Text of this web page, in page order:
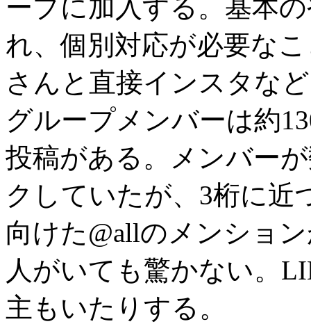
ープに加入する。基本
れ、個別対応が必要な
さんと直接インスタな
グループメンバーは約
投稿がある。メンバー
クしていたが、3桁に近
向けた@allのメンショ
人がいても驚かない。
主もいたりする。